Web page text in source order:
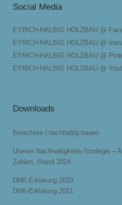
Social Media
EYRICH-HALBIG HOLZBAU @
EYRICH-HALBIG HOLZBAU @
EYRICH-HALBIG HOLZBAU @
EYRICH-HALBIG HOLZBAU @
Downloads
Broschüre | nachhaltig bauen
Unsere Nachhaltigkeits-Strategie –
Zahlen, Stand 2024
DNK-Erklärung 2023
DNK-Erklärung 2021